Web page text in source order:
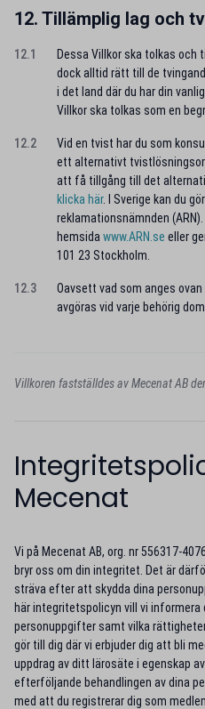
12. Tillämplig lag och
12.1
Dessa Villkor ska tolkas och
dock alltid rätt till de
i det land där du har din
Villkor ska tolkas som en
12.2
Vid en tvist har du som
ett alternativt
att få tillgång till det
klicka här. I Sverige kan du
reklamationsnämnden
hemsida www.ARN.se eller
101 23 Stockholm.
12.3
Oavsett vad som anges
avgöras vid varje behörig
Villkoren fastställdes av Mecenat AB
Mecenat
Vi på Mecenat AB, org. nr 556317-
bryr oss om din integritet. Det är
sträva efter att skydda dina
här integritetspolicyn vill vi informera
personuppgifter samt vilka
gör till dig där vi erbjuder dig att bli
uppdrag av ditt lärosäte i egenskap
efterföljande behandlingen av dina
med att du registrerar dig som